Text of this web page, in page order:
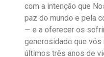
com a intenção que
paz do mundo e pela
— e a oferecer os
generosidade que
últimos três anos de